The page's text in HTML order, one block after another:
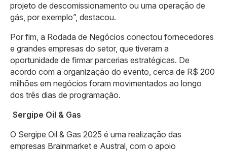
projeto de descomissionamento ou uma operação de
gás, por exemplo”, destacou.
Por fim, a Rodada de Negócios conectou fornecedores
e grandes empresas do setor, que tiveram a
oportunidade de firmar parcerias estratégicas. De
acordo com a organização do evento, cerca de R$ 200
milhões em negócios foram movimentados ao longo
dos três dias de programação.
Sergipe Oil & Gas
O Sergipe Oil & Gas 2025 é uma realização das
empresas Brainmarket e Austral, com o apoio